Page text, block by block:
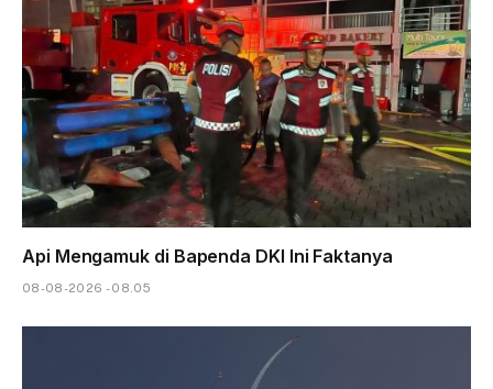
Api Mengamuk di Bapenda DKI Ini Faktanya
08-08-2026 - 08.05